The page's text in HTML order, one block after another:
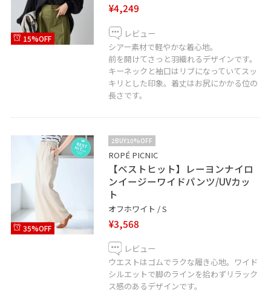
15%OFF
¥4,249
レビュー
シアー素材で軽やかな着心地。
前を開けてさっと羽織れるデザインです。
キーネックと袖口はリブになっていてスッ
キリとした印象。着丈はお尻にかかる位の
長さです。
35%OFF
2BUY10%OFF
ROPÉ PICNIC
【ベストヒット】レーヨンナイロ
ンイージーワイドパンツ/UVカッ
ト
オフホワイト / S
¥3,568
レビュー
ウエストはゴムでラクな履き心地。ワイド
シルエットで脚のラインを拾わずリラック
ス感のあるデザインです。